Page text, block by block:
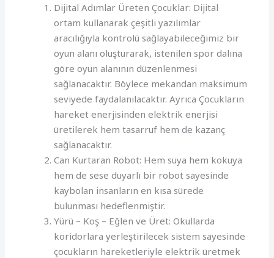
Dijital Adımlar Üreten Çocuklar: Dijital
ortam kullanarak çeşitli yazılımlar
aracılığıyla kontrolü sağlayabileceğimiz bir
oyun alanı oluşturarak, istenilen spor dalına
göre oyun alanının düzenlenmesi
sağlanacaktır. Böylece mekandan maksimum
seviyede faydalanılacaktır. Ayrıca Çocukların
hareket enerjisinden elektrik enerjisi
üretilerek hem tasarruf hem de kazanç
sağlanacaktır.
Can Kurtaran Robot: Hem suya hem kokuya
hem de sese duyarlı bir robot sayesinde
kaybolan insanların en kısa sürede
bulunması hedeflenmiştir.
Yürü – Koş – Eğlen ve Üret: Okullarda
koridorlara yerleştirilecek sistem sayesinde
çocukların hareketleriyle elektrik üretmek